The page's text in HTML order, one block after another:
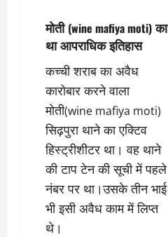
मोती (wine mafiya moti)का
था आपराधिक इतिहास
कच्ची शराब का अवैध
कारोबार करने वाला
मोती(wine mafiya moti)
सिढ़पुरा थाने का एक्टिव
हिस्ट्रीशीटर था। वह थाने
की टाप टेन की सूची में पहले
नंबर पर था।उसके तीन भाई
भी इसी अवैध काम में लिप्त
थे।